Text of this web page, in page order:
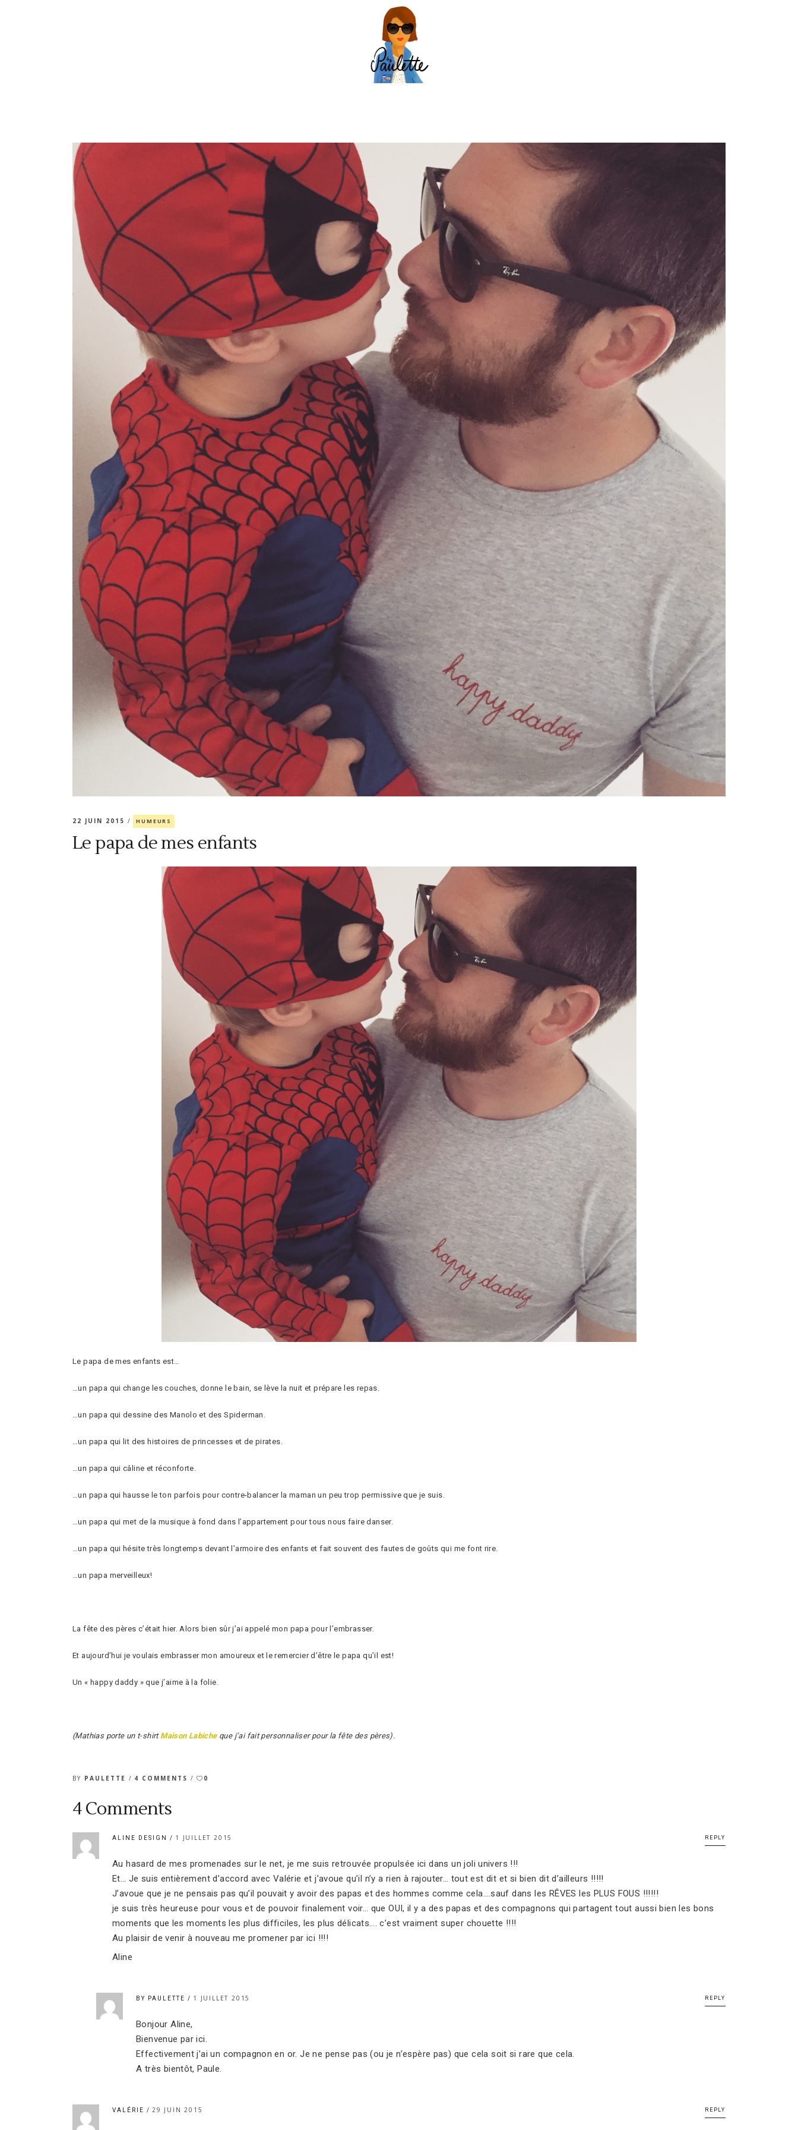
22 JUIN 2015 HUMEURS
Le papa de mes enfants
Le papa de mes enfants est…
…un papa qui change les couches, donne le bain, se lève la nuit et prépare les repas.
…un papa qui dessine des Manolo et des Spiderman.
…un papa qui lit des histoires de princesses et de pirates.
…un papa qui câline et réconforte.
…un papa qui hausse le ton parfois pour contre-balancer la maman un peu trop permissive que je suis.
…un papa qui met de la musique à fond dans l’appartement pour tous nous faire danser.
…un papa qui hésite très longtemps devant l’armoire des enfants et fait souvent des fautes de goûts qui me font rire.
…un papa merveilleux!
La fête des pères c’était hier. Alors bien sûr j’ai appelé mon papa pour l’embrasser.
Et aujourd’hui je voulais embrasser mon amoureux et le remercier d’être le papa qu’il est!
Un « happy daddy » que j’aime à la folie.
(Mathias porte un t-shirt Maison Labicheque j’ai fait personnaliser pour la fête des pères).
BY PAULETTE 4 COMMENTS 0
4 Comments
ALINE DESIGN 1 JUILLET 2015 REPLY
Au hasard de mes promenades sur le net, je me suis retrouvée propulsée ici dans un joli univers !!!
Et… Je suis entièrement d’accord avec Valérie et j’avoue qu’il n’y a rien à rajouter… tout est dit et si bien dit d’ailleurs !!!!!
J’avoue que je ne pensais pas qu’il pouvait y avoir des papas et des hommes comme cela….sauf dans les RÊVES les PLUS FOUS !!!!!!
je suis très heureuse pour vous et de pouvoir finalement voir… que OUI, il y a des papas et des compagnons qui partagent tout aussi bien les bons
moments que les moments les plus difficiles, les plus délicats…. c’est vraiment super chouette !!!!
Au plaisir de venir à nouveau me promener par ici !!!!
Aline
BY PAULETTE 1 JUILLET 2015 REPLY
Bonjour Aline,
Bienvenue par ici.
Effectivement j’ai un compagnon en or. Je ne pense pas (ou je n’espère pas) que cela soit si rare que cela.
A très bientôt, Paule.
VALÉRIE 29 JUIN 2015 REPLY